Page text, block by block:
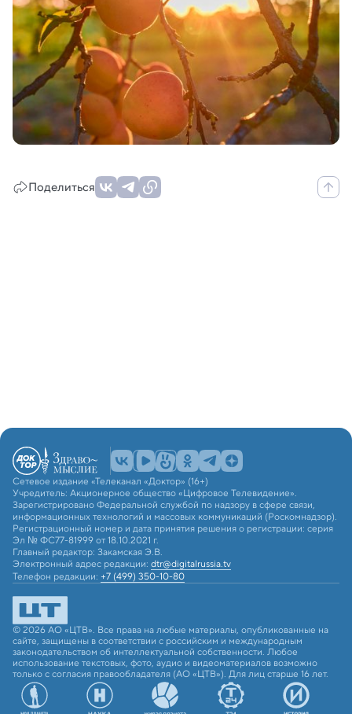
Поделиться
Сетевое издание «Телеканал «Доктор» (16+)
Учредитель: Акционерное общество «Цифровое Телевидение».
Зарегистрировано Федеральной службой по надзору в сфере связи,
информационных технологий и массовых коммуникаций (Роскомнадзор).
Регистрационный номер и дата принятия решения о регистрации: серия
Эл № ФС77-81999 от 18.10.2021 г.
Главный редактор: Закамская Э.В.
Электронный адрес редакции: dtr@digitalrussia.tv
Телефон редакции: +7 (499) 350-10-80
© 2026 АО «ЦТВ». Все права на любые материалы, опубликованные на
сайте, защищены в соответствии с российским и международным
законодательством об интеллектуальной собственности. Любое
использование текстовых, фото, аудио и видеоматериалов возможно
только с согласия правообладателя (АО «ЦТВ»). Для лиц старше 16 лет.